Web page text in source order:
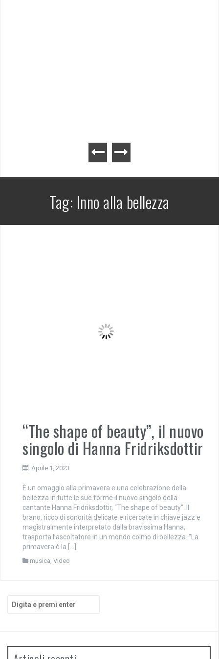
Tag: Inno alla bellezza
“The shape of beauty”, il nuovo
singolo di Hanna Fridriksdottir
Aprile 1, 2023
È un omaggio alla primavera e una celebrazione della
bellezza in tutte le sue forme il nuovo singolo della
cantante Hanna Fridriksdottir, “The shape of beauty”. Il
brano, ricco di sonorità delicate e ricercate in chiave jazz e
magistralmente interpretato dalla bravissima Hanna,
trasporta l’ascoltatore in un mondo colmo di bellezza. “La
primavera è la […]
musica, Video